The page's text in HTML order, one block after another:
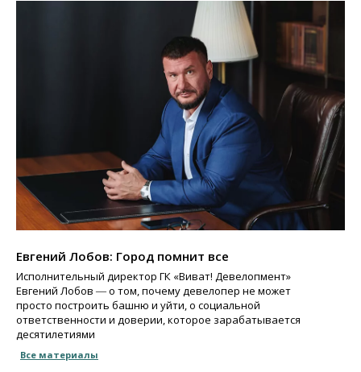
Евгений Лобов: Город помнит все
Исполнительный директор ГК «Виват! Девелопмент»
Евгений Лобов ― о том, почему девелопер не может
просто построить башню и уйти, о социальной
ответственности и доверии, которое зарабатывается
десятилетиями
Все материалы